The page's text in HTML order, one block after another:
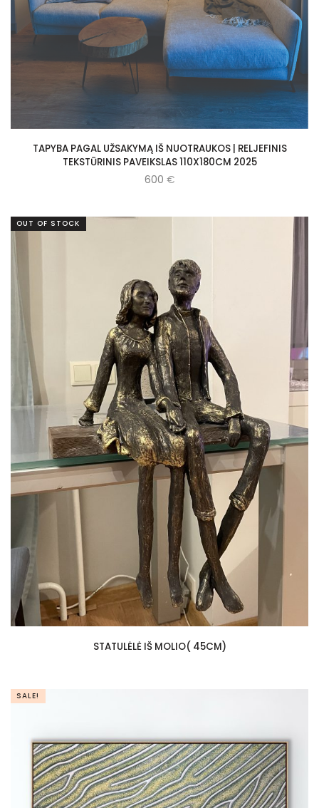
TAPYBA PAGAL UŽSAKYMĄ IŠ NUOTRAUKOS | RELJEFINIS
TEKSTŪRINIS PAVEIKSLAS 110X180CM 2025
600 €
OUT OF STOCK
STATULĖLĖ IŠ MOLIO( 45CM)
SALE!